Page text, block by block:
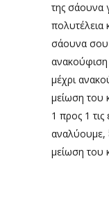
της σάουνα
πολυτέλεια
σάουνα
ανακούφιση
μέχρι
μείωση του
1 προς 1 τις
αναλύουμε,
μείωση του